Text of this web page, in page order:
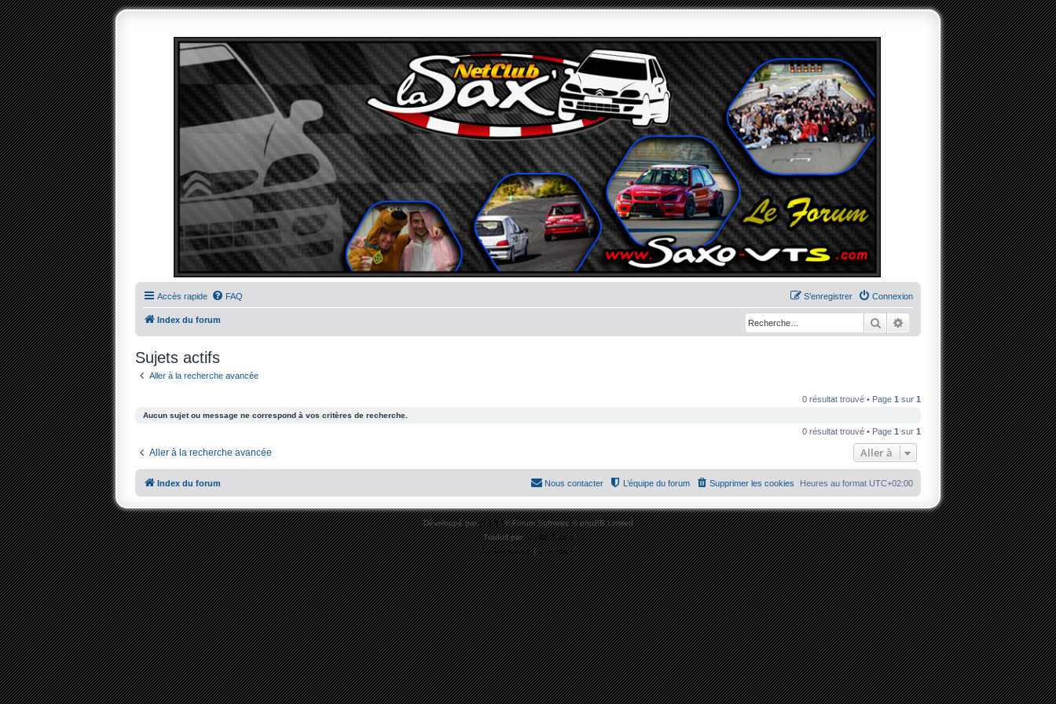
Accès rapide FAQ Connexion
S’enregistrer
Index du forum RechercherRecherche avancée
Sujets actifs
Aller à la recherche avancée
0 résultat trouvé • Page 1 sur 1
Aucun sujet ou message ne correspond à vos critères de recherche.
0 résultat trouvé • Page 1 sur 1
Aller à la recherche avancée Aller à
Index du forum Heures au format UTC+02:00
Supprimer les cookies
L’équipe du forum
Nous contacter
Développé parphpBB® Forum Software © phpBB Limited
Traduit parphpBB-fr.com
Confidentialité|Conditions